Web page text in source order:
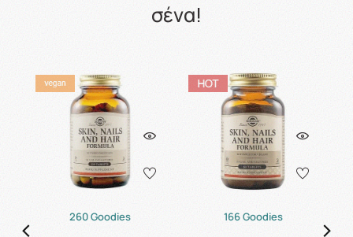
σένα!
260 Goodies
166 Goodies